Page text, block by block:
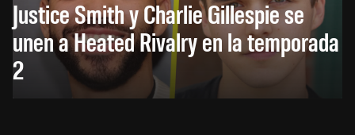
Justice Smith y Charlie Gillespie se
unen a Heated Rivalry en la temporada
2